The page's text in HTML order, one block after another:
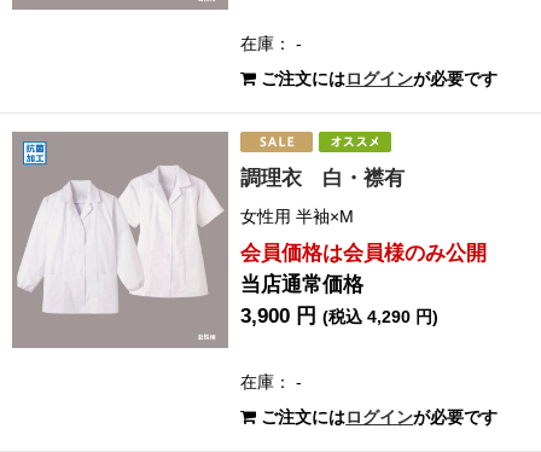
在庫： -
ご注文にはログインが必要です
調理衣 白・襟有
女性用 半袖×M
会員価格は会員様のみ公開
当店通常価格
3,900 円(税込 4,290 円)
在庫： -
ご注文にはログインが必要です